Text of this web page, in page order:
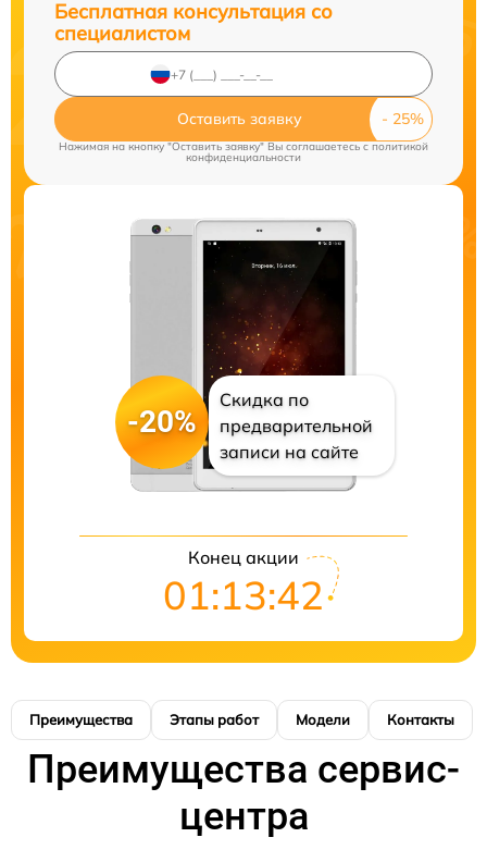
Бесплатная консультация со
специалистом
Оставить заявку
Нажимая на кнопку "Оставить заявку" Вы соглашаетесь c политикой
конфиденциальности
-20%
Скидка по
предварительной
записи на сайте
Конец акции
01:13:41
Преимущества Этапы работ Модели Контакты
Преимущества сервис-
центра